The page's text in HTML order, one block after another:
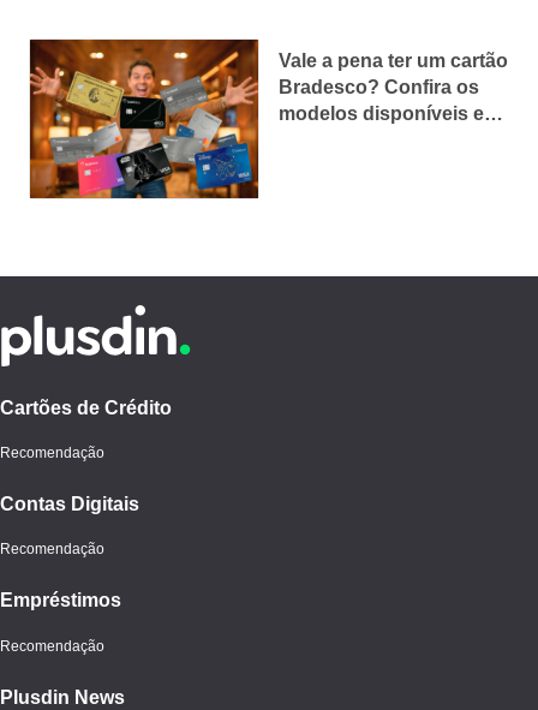
Vale a pena ter um cartão
Bradesco? Confira os
modelos disponíveis e
Cartões de Crédito
Recomendação
Contas Digitais
Recomendação
Empréstimos
Recomendação
Plusdin News